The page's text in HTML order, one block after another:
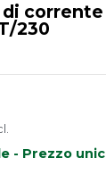
230
- Prezzo